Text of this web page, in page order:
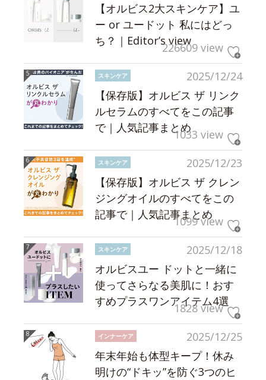
【オルビス2大スキンケア】ユ
ー or ユードット 私にはどっ
ち？｜Editor’s view226609 view
2025/12/24
スキンケア
【保存版】オルビス ザ リンク
ルセラムのすべてをこの記事
で｜人気記事まとめ1033 view
2025/12/23
スキンケア
【保存版】オルビス ザ クレン
ジングオイルのすべてをこの
記事で｜人気記事まとめ
1099 view
2025/12/18
スキンケア
オルビスユー ドットと一緒に
使ってさらなる美肌に！おす
すめプラスワンアイテム4選
1828 view
2025/12/25
インナーケア
年末年始も体型キープ！休み
明けの“ドキッ”を防ぐ3つのヒ